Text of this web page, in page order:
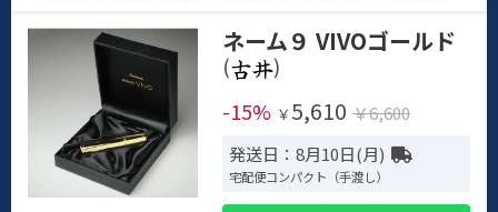
ネーム９ VIVOゴールド
(
)
-15% ￥ 5,610 ￥6,600
発送日：8月10日(月)
宅配便コンパクト（手渡し）